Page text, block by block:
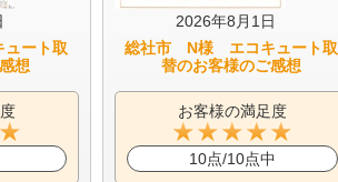
ート取
想
2026年8月1日
総社市 N様 エコキュート取
替のお客様のご感想
お客様の満足度
10点/10点中